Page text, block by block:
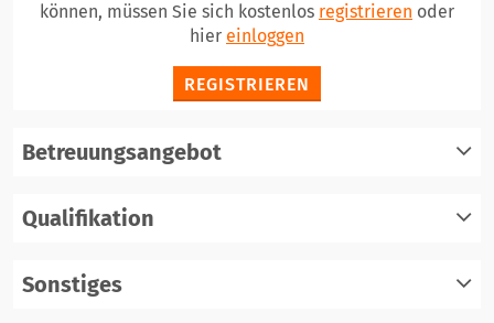
können, müssen Sie sich kostenlos registrieren oder
hier einloggen
REGISTRIEREN
Betreuungsangebot
Qualifikation
Sonstiges